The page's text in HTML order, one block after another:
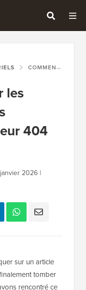
COMMENT CORRIGER LES ARTICLES WORDPRESS RENVOYANT UNE ERREUR 404 (ÉTAPE PAR ÉTAPE)
les
404
2026 |
sur un article
tomber
rencontré ce